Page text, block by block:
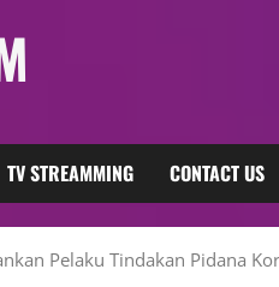
TV STREAMMING CONTACT US
Pelaku Tindakan Pidana